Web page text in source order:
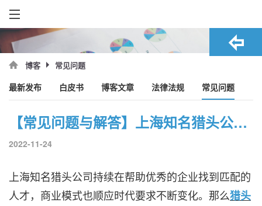
博客 常见问题
最新发布 白皮书 博客文章 法律法规 常见问题
【常见问题与解答】上海知名猎头公司有哪些业务模式？
2022-11-24
上海知名猎头公司持续在帮助优秀的企业找到匹配的
人才，商业模式也顺应时代要求不断变化。那么猎头